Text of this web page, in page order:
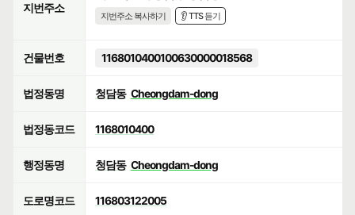
지번주소
지번주소 복사하기 👂 TTS 듣기
건물번호 1168010400100630000018568
법정동명 청담동 Cheongdam-dong
법정동코드 1168010400
행정동명 청담동 Cheongdam-dong
도로명코드 116803122005